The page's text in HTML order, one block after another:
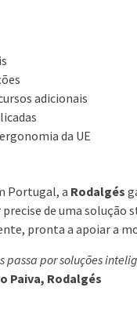
adicionais
da UE
Portugal, a Rodalgés
precise de uma solução
pronta a apoiar a
por soluções
Paiva, Rodalgés